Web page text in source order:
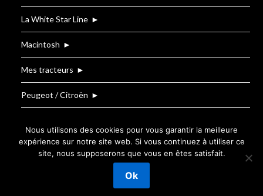
La White Star Line ►
Macintosh ►
Mes tracteurs ►
Peugeot / Citroën ►
©2026 Le Blog de T.BOUZIGE
Nous utilisons des cookies pour vous garantir la meilleure
expérience sur notre site web. Si vous continuez à utiliser ce
site, nous supposerons que vous en êtes satisfait.
Ok